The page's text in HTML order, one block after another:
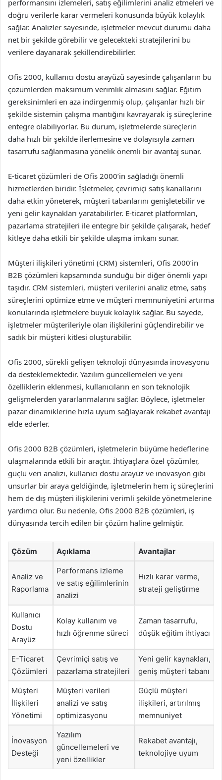
performansını izlemeleri, satış eğilimlerini analiz etmeleri ve
doğru verilerle karar vermeleri konusunda büyük kolaylık
sağlar. Analizler sayesinde, işletmeler mevcut durumu daha
net bir şekilde görebilir ve gelecekteki stratejilerini bu
verilere dayanarak şekillendirebilirler.
Ofis 2000, kullanıcı dostu arayüzü sayesinde çalışanların bu
çözümlerden maksimum verimlik almasını sağlar. Eğitim
gereksinimleri en aza indirgenmiş olup, çalışanlar hızlı bir
şekilde sistemin çalışma mantığını kavrayarak iş süreçlerine
entegre olabiliyorlar. Bu durum, işletmelerde süreçlerin
daha hızlı bir şekilde ilerlemesine ve dolayısıyla zaman
tasarrufu sağlanmasına yönelik önemli bir avantaj sunar.
E-ticaret çözümleri de Ofis 2000’in sağladığı önemli
hizmetlerden biridir. İşletmeler, çevrimiçi satış kanallarını
daha etkin yöneterek, müşteri tabanlarını genişletebilir ve
yeni gelir kaynakları yaratabilirler. E-ticaret platformları,
pazarlama stratejileri ile entegre bir şekilde çalışarak, hedef
kitleye daha etkili bir şekilde ulaşma imkanı sunar.
Müşteri ilişkileri yönetimi (CRM) sistemleri, Ofis 2000’in
B2B çözümleri kapsamında sunduğu bir diğer önemli yapı
taşıdır. CRM sistemleri, müşteri verilerini analiz etme, satış
süreçlerini optimize etme ve müşteri memnuniyetini artırma
konularında işletmelere büyük kolaylık sağlar. Bu sayede,
işletmeler müşterileriyle olan ilişkilerini güçlendirebilir ve
sadık bir müşteri kitlesi oluşturabilir.
Ofis 2000, sürekli gelişen teknoloji dünyasında inovasyonu
da desteklemektedir. Yazılım güncellemeleri ve yeni
özelliklerin eklenmesi, kullanıcıların en son teknolojik
gelişmelerden yararlanmalarını sağlar. Böylece, işletmeler
pazar dinamiklerine hızla uyum sağlayarak rekabet avantajı
elde ederler.
Ofis 2000 B2B çözümleri, işletmelerin büyüme hedeflerine
ulaşmalarında etkili bir araçtır. İhtiyaçlara özel çözümler,
güçlü veri analizi, kullanıcı dostu arayüz ve inovasyon gibi
unsurlar bir araya geldiğinde, işletmelerin hem iç süreçlerini
hem de dış müşteri ilişkilerini verimli şekilde yönetmelerine
yardımcı olur. Bu nedenle, Ofis 2000 B2B çözümleri, iş
dünyasında tercih edilen bir çözüm haline gelmiştir.
Çözüm Açıklama Avantajlar
Analiz ve
Raporlama
Performans izleme
ve satış eğilimlerinin
analizi
Hızlı karar verme,
strateji geliştirme
Kullanıcı
Dostu
Arayüz
Kolay kullanım ve
hızlı öğrenme süreci
Zaman tasarrufu,
düşük eğitim ihtiyacı
E-Ticaret
Çözümleri
Çevrimiçi satış ve
pazarlama stratejileri
Yeni gelir kaynakları,
geniş müşteri tabanı
Müşteri
İlişkileri
Yönetimi
Müşteri verileri
analizi ve satış
optimizasyonu
Güçlü müşteri
ilişkileri, artırılmış
memnuniyet
İnovasyon
Desteği
Yazılım
güncellemeleri ve
yeni özellikler
Rekabet avantajı,
teknolojiye uyum